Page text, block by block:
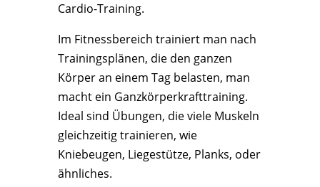
Cardio-Training.
Im Fitnessbereich trainiert man nach
Trainingsplänen, die den ganzen
Körper an einem Tag belasten, man
macht ein Ganzkörperkrafttraining.
Ideal sind Übungen, die viele Muskeln
gleichzeitig trainieren, wie
Kniebeugen, Liegestütze, Planks, oder
ähnliches.